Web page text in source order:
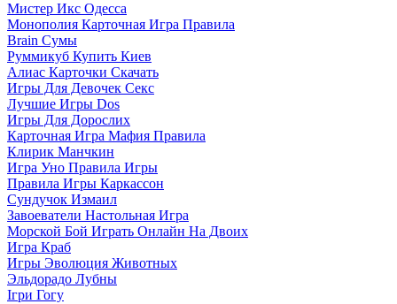
Мистер Икс Одесса
Монополия Карточная Игра Правила
Brain Сумы
Руммикуб Купить Киев
Алиас Карточки Скачать
Игры Для Девочек Секс
Лучшие Игры Dos
Игры Для Дорослих
Карточная Игра Мафия Правила
Клирик Манчкин
Игра Уно Правила Игры
Правила Игры Каркассон
Сундучок Измаил
Завоеватели Настольная Игра
Морской Бой Играть Онлайн На Двоих
Игра Краб
Игры Эволюция Животных
Эльдорадо Лубны
Ігри Гогу